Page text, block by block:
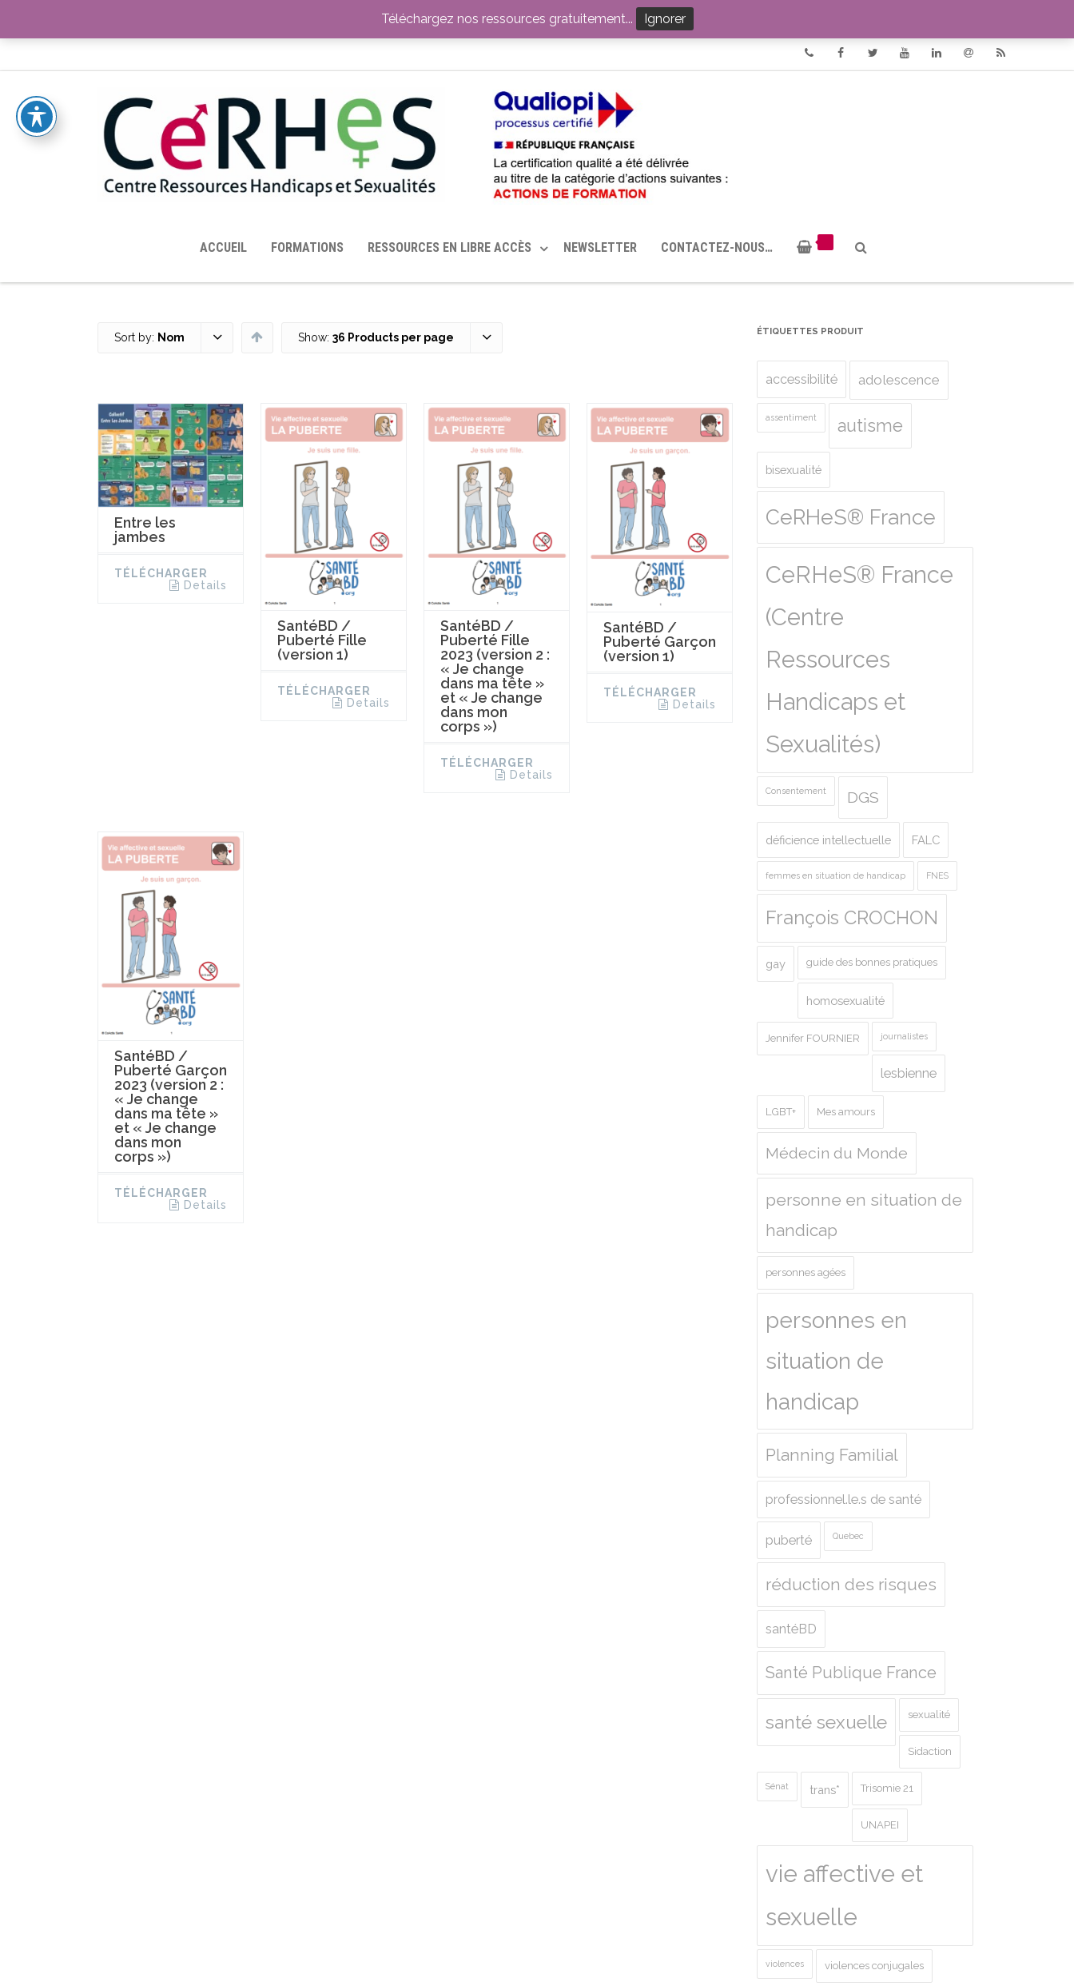
TOUTES LES RESSOURCES MISES À DISPOSITION PAR LE CERHES® FRANCE OUTILS EN SANTÉ SEXUELLE
ACCUEIL FORMATIONS RESSOURCES EN LIBRE ACCÈS NEWSLETTER CONTACTEZ-NOUS…
Sort by: Nom Show: 36 Products per page
Entre les
jambes
TÉLÉCHARGER
Details
SantéBD /
Puberté Fille
(version 1)
TÉLÉCHARGER
Details
SantéBD /
Puberté Fille
2023 (version 2 :
« Je change
dans ma tête »
et « Je change
dans mon
corps »)
TÉLÉCHARGER
Details
SantéBD /
Puberté Garçon
(version 1)
TÉLÉCHARGER
Details
SantéBD /
Puberté Garçon
2023 (version 2 :
« Je change
dans ma tête »
et « Je change
dans mon
corps »)
TÉLÉCHARGER
Details
ÉTIQUETTES PRODUIT
accessibilité adolescence
assentiment autisme
bisexualité
CeRHeS® France
CeRHeS® France
(Centre
Ressources
Handicaps et
Sexualités)
Consentement DGS
déficience intellectuelle FALC
femmes en situation de handicap FNES
François CROCHON
gay guide des bonnes pratiques
homosexualité
Jennifer FOURNIER journalistes
lesbienne
LGBT+ Mes amours
Médecin du Monde
personne en situation de
handicap
personnes agées
personnes en
situation de
handicap
Planning Familial
professionnel.le.s de santé
puberté Quebec
réduction des risques
santéBD
Santé Publique France
santé sexuelle sexualité
Sidaction
Sénat trans* Trisomie 21
UNAPEI
vie affective et
sexuelle
violences violences conjugales
Téléchargez nos ressources gratuitement... Ignorer